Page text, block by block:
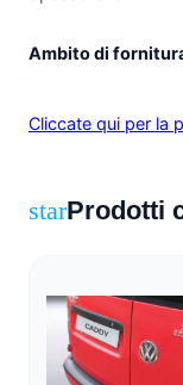
Ambito di
Cliccate qui per la
starProdotti